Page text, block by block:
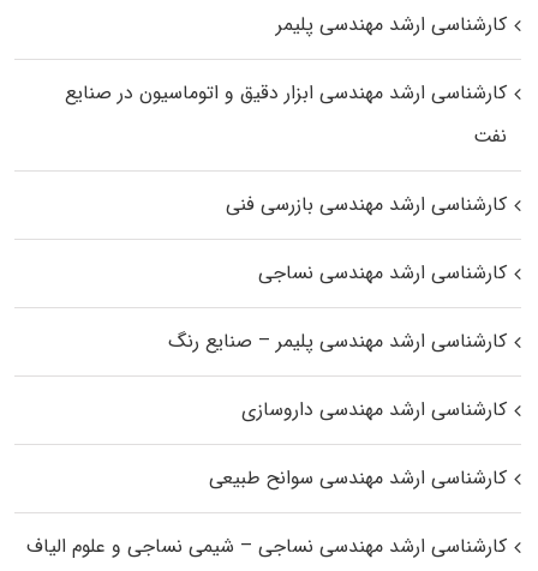
کارشناسی ارشد مهندسی پلیمر
کارشناسی ارشد مهندسی ابزار دقیق و اتوماسیون در صنایع
نفت
کارشناسی ارشد مهندسی بازرسی فنی
کارشناسی ارشد مهندسی نساجی
کارشناسی ارشد مهندسی پلیمر – صنایع رنگ
کارشناسی ارشد مهندسی داروسازی
کارشناسی ارشد مهندسی سوانح طبیعی
کارشناسی ارشد مهندسی نساجی – شیمی نساجی و علوم الیاف